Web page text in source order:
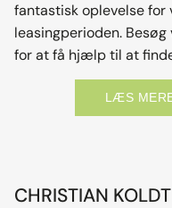
fantastisk oplevelse for
leasingperioden.
for at få hjælp til at
LÆS
CHRISTIAN KOLDT